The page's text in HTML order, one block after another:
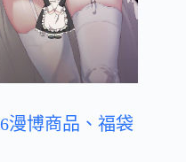
漫博商品、福袋